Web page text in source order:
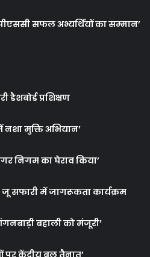
सफल अभ्यर्थियों का सम्मान’
प्रशिक्षण
मुक्ति अभियान’
निगम का घेराव किया’
जू सफारी में जागरूकता कार्यक्रम
बहाली को मंजूरी’